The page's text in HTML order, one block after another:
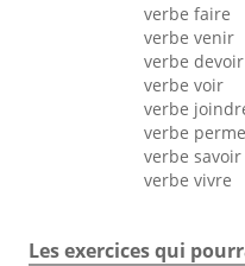
verbe faire
verbe venir
verbe devoir
verbe voir
verbe
verbe
verbe savoir
verbe vivre
Les exercices qui